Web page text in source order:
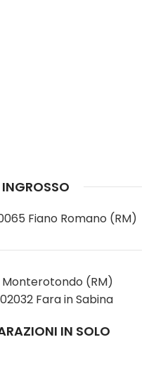
Fiano Romano (RM)
Monterotondo (RM)
Fara in Sabina
IN SOLO